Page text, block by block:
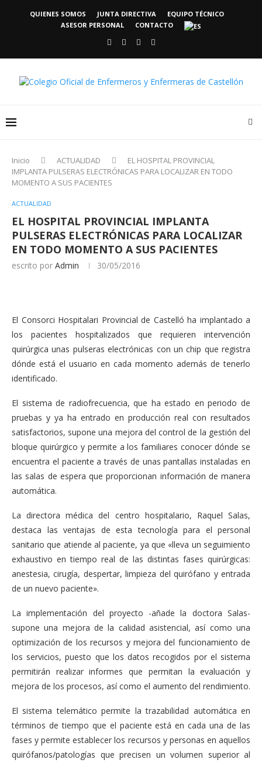
QUIENES SOMOS JUNTA DIRECTIVA
EQUIPO TÉCNICO
ASESOR PERSONAL
CONTACTO
Inicio ACTUALIDAD
EL HOSPITAL PROVINCIAL
IMPLANTA PULSERAS ELECTRÓNICAS PARA LOCALIZAR EN TODO
MOMENTO A SUS PACIENTES
ACTUALIDAD
EL HOSPITAL PROVINCIAL IMPLANTA
PULSERAS ELECTRÓNICAS PARA LOCALIZAR
EN TODO MOMENTO A SUS PACIENTES
escrito por Admin 30/05/2016
El Consorci Hospitalari Provincial de Castelló ha implantado a
los pacientes hospitalizados que requieren intervención
quirúrgica unas pulseras electrónicas con un chip que registra
dónde está el usuario en cada momento además de tenerlo
identificado.
El sistema de radiofrecuencia, que ha estado en periodo de
pruebas y ya ha entrado en producción real con resultados
satisfactorios, supone una mejora del control de la gestión del
bloque quirúrgico y permite a los familiares conocer dónde se
encuentra el paciente a través de unas pantallas instaladas en
las salas de espera que proporcionan información de manera
automática.
La directora médica del centro hospitalario, Raquel Salas,
destaca las ventajas de esta tecnología para el personal
sanitario que atiende al paciente, ya que «lleva un seguimiento
exhaustivo en tiempo real de las distintas fases quirúrgicas:
anestesia, cirugía, despertar, limpieza del quirófano y entrada
de un nuevo paciente».
La implementación del proyecto -añade la doctora Salas-
supone una mejora de la calidad asistencial, así como una
optimización de los recursos y mejora del funcionamiento de
los servicios, puesto que los datos recogidos por el sistema
permitirán realizar informes que permitan la evaluación y
mejora de los procesos, así como el aumento del rendimiento.
El sistema telemático permite la trazabilidad automática en
términos de tiempo que el paciente está en cada una de las
fases y permite establecer los recursos y personas en aquellos
quirófanos/patologías que precisen un volumen superior al